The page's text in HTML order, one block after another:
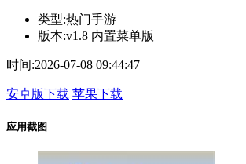
类型:热门手游
版本:v1.8 内置菜单版
时间:2026-07-08 09:44:47
安卓版下载 苹果下载
应用截图